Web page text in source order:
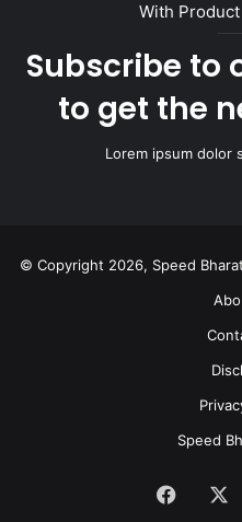
With
Subscribe to
to get the
Lorem ipsum dolor
© Copyright 2026, Speed
Speed